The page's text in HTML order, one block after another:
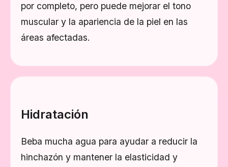
por completo, pero puede mejorar el tono
muscular y la apariencia de la piel en las
áreas afectadas.
Hidratación
Beba mucha agua para ayudar a reducir la
hinchazón y mantener la elasticidad y